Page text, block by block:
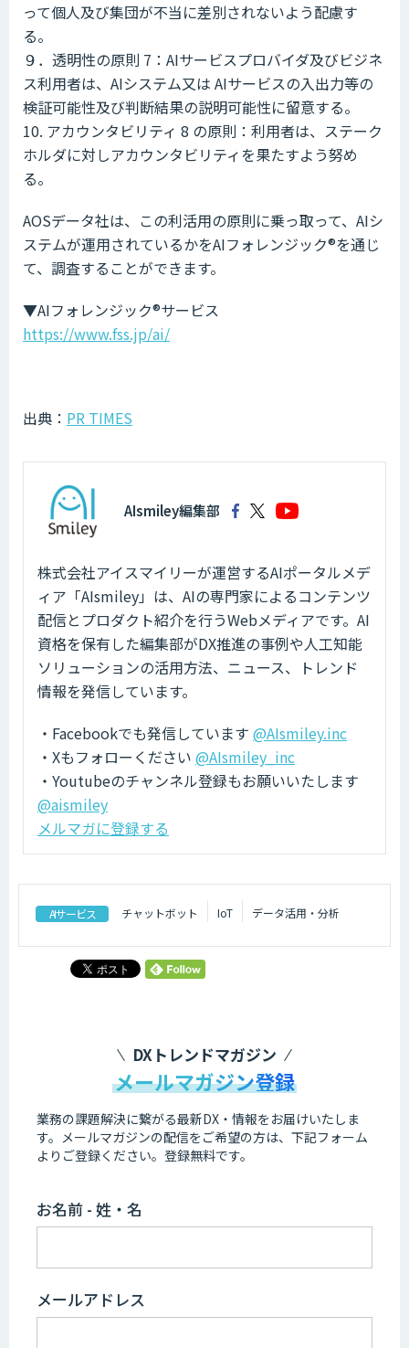
って個人及び集団が不当に差別されないよう配慮す
る。
９．透明性の原則 7：AIサービスプロバイダ及びビジネ
ス利用者は、AIシステム又は AIサービスの入出力等の
検証可能性及び判断結果の説明可能性に留意する。
10. アカウンタビリティ 8 の原則：利用者は、ステーク
ホルダに対しアカウンタビリティを果たすよう努め
る。
AOSデータ社は、この利活用の原則に乗っ取って、AIシ
ステムが運用されているかをAIフォレンジック®️を通じ
て、調査することができます。
▼AIフォレンジック®️サービス
https://www.fss.jp/ai/
出典： PR TIMES
AIsmiley編集部
株式会社アイスマイリーが運営するAIポータルメデ
ィア「AIsmiley」は、AIの専門家によるコンテンツ
配信とプロダクト紹介を行うWebメディアです。AI
資格を保有した編集部がDX推進の事例や人工知能
ソリューションの活用方法、ニュース、トレンド
情報を発信しています。
・Facebookでも発信しています @AIsmiley.inc
・Xもフォローください @AIsmiley_inc
・Youtubeのチャンネル登録もお願いいたします
@aismiley
メルマガに登録する
AIサービス チャットボット IoT データ活用・分析
DXトレンドマガジン
メールマガジン登録
業務の課題解決に繋がる最新DX・情報をお届けいたしま
す。 メールマガジンの配信をご希望の方は、下記フォーム
よりご登録ください。登録無料です。
お名前 - 姓・名
メールアドレス